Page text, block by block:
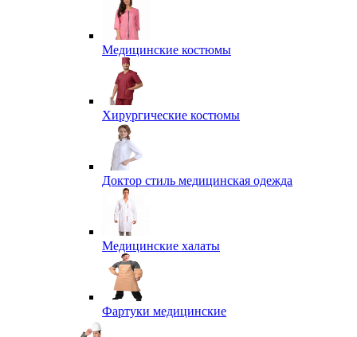
Медицинские костюмы
Хирургические костюмы
Доктор стиль медицинская одежда
Медицинские халаты
Фартуки медицинские